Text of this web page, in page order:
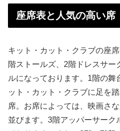
座席表と人気の高い席
キット・カット・クラブの座
階ストールズ、2階ドレスサー
ルになっております。1階の舞
ット・カット・クラブに足を
席。お席によっては、映画さ
並びます。3階アッパーサーク